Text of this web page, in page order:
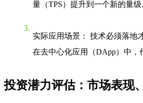
量（TPS）提升到一个新的量
实际应用场景 ： 技术必须落
在去中心化应用（DApp）中，
投资潜力评估：市场表现